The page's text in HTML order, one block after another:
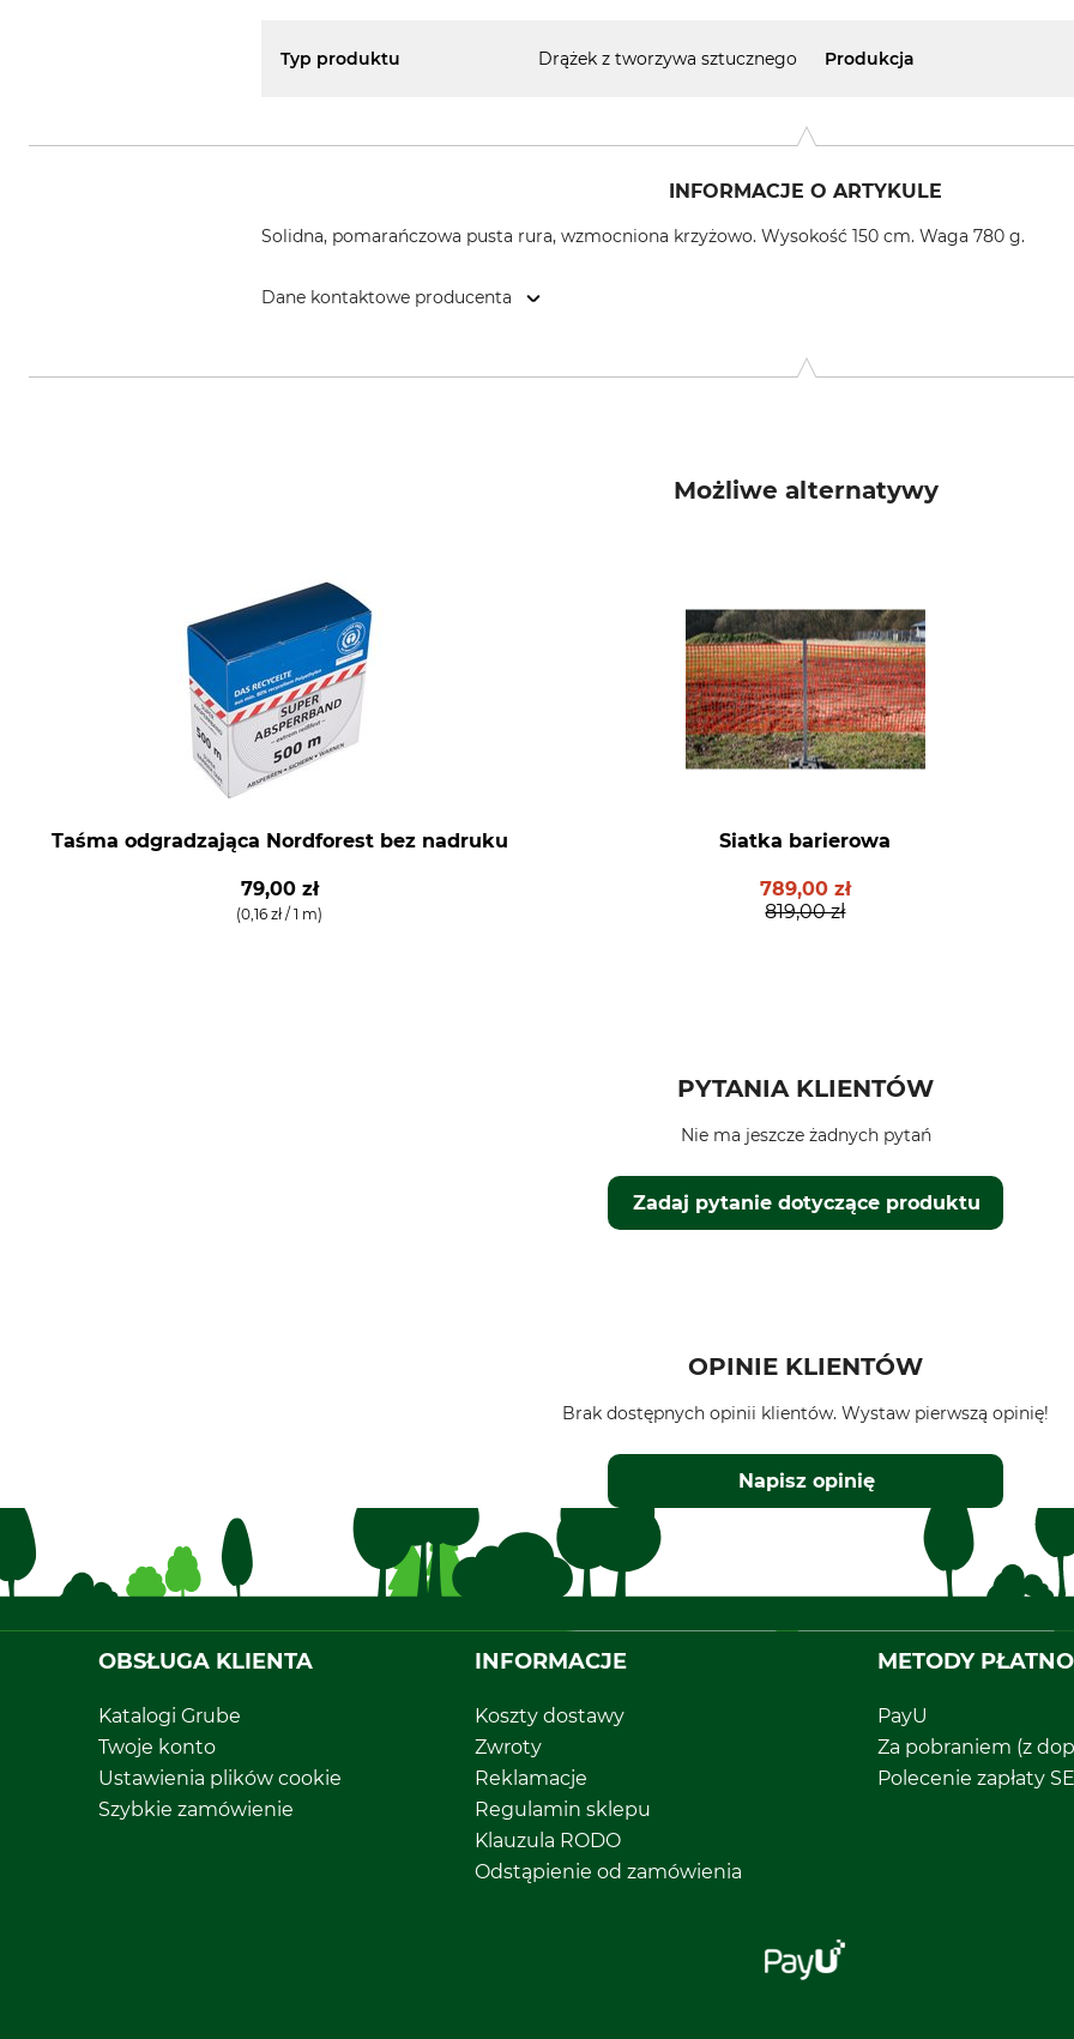
Typ produktu Drążek z tworzywa sztucznego Produkcja
INFORMACJE O ARTYKULE
Solidna, pomarańczowa pusta rura, wzmocniona krzyżowo. Wysokość 150 cm. Waga 780 g.
Dane kontaktowe producenta
Możliwe alternatywy
Taśma odgradzająca Nordforest bez nadruku
79,00 zł
(0,16 zł / 1 m)
Siatka barierowa
789,00 zł
819,00 zł
PYTANIA KLIENTÓW
Zadaj pytanie dotyczące produktu
Nie ma jeszcze żadnych pytań
OPINIE KLIENTÓW
Brak dostępnych opinii klientów. Wystaw pierwszą opinię!
Napisz opinię
OBSŁUGA KLIENTA
Katalogi Grube
Twoje konto
Ustawienia plików cookie
Szybkie zamówienie
INFORMACJE
Koszty dostawy
Zwroty
Reklamacje
Regulamin sklepu
Klauzula RODO
Odstąpienie od zamówienia
METODY
PayU
Za pobraniem (z
Polecenie zapłaty